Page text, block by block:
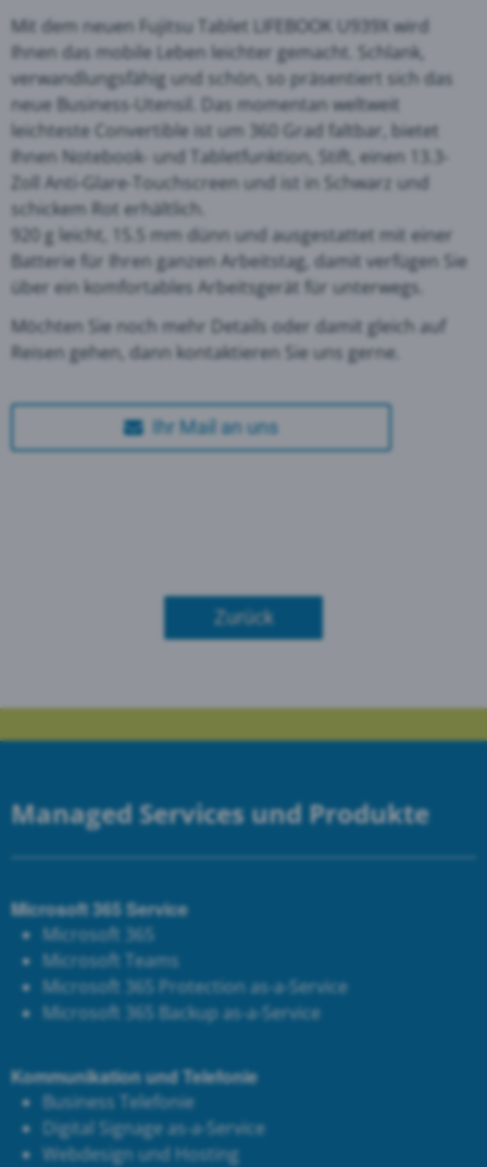
Mit dem neuen Fujitsu Tablet LIFEBOOK U939X wird
Ihnen das mobile Leben leichter gemacht. Schlank,
verwandlungsfähig und schön, so präsentiert sich das
neue Business-Utensil. Das momentan weltweit
leichteste Convertible ist um 360 Grad faltbar, bietet
Ihnen Notebook- und Tabletfunktion, Stift, einen 13.3-
Zoll Anti-Glare-Touchscreen und ist in Schwarz und
schickem Rot erhältlich.
920 g leicht, 15.5 mm dünn und ausgestattet mit einer
Batterie für Ihren ganzen Arbeitstag, damit verfügen Sie
über ein komfortables Arbeitsgerät für unterwegs.
Möchten Sie noch mehr Details oder damit gleich auf
Reisen gehen, dann kontaktieren Sie uns gerne.
Ihr Mail an uns
Zurück
Managed Services und Produkte
Microsoft 365 Service
Microsoft 365
Microsoft Teams
Microsoft 365 Protection as-a-Service
Microsoft 365 Backup as-a-Service
Kommunikation und Telefonie
Business Telefonie
Digital Signage as-a-Service
Webdesign und Hosting